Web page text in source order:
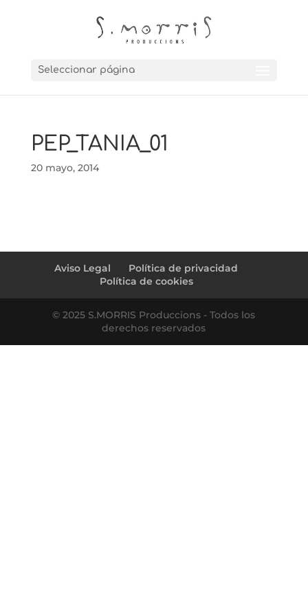
Seleccionar página
PEP_TANIA_01
20 mayo, 2014
Aviso Legal
Política de privacidad
Política de cookies
© 2025 S.MORRIS Produccions - Todos los
derechos reservados